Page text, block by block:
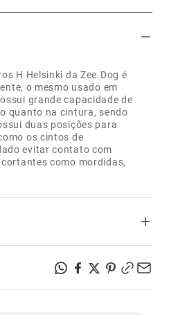
H Helsinki da Zee.Dog é
o mesmo usado em
grande capacidade de
quanto na cintura, sendo
duas posições para
os cintos de
evitar contato com
como mordidas,
cintura;
a guia: na altura do